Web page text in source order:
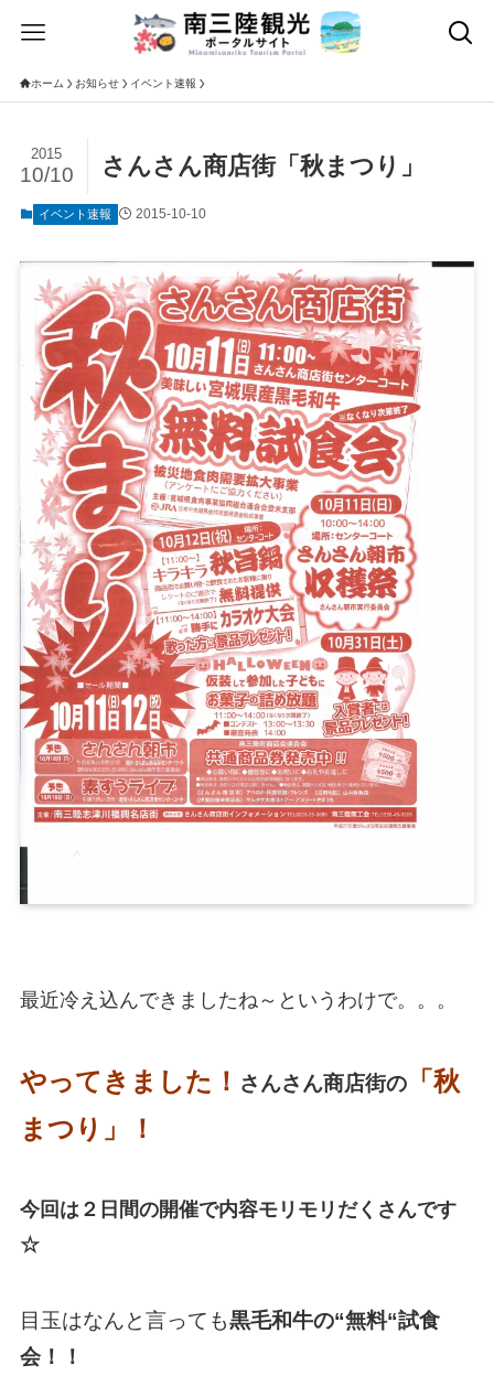
ホーム お知らせ イベント速報
さんさん商店街「秋まつり」
2015
10/10
イベント速報 2015-10-10
最近冷え込んできましたね～というわけで。。。
やってきました！ さんさん商店街の「秋
まつり」！
今回は２日間の開催で内容モリモリだくさんです
☆
目玉はなんと言っても黒毛和牛の“無料“試食
会！！